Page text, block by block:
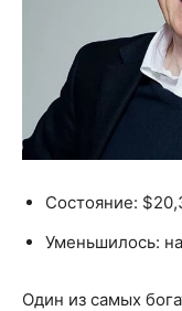
Состояние:
Уменьшилось:
Один из самых